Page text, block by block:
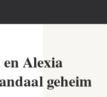
Alexia
geheim